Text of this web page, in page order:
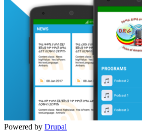
Powered by Drupal